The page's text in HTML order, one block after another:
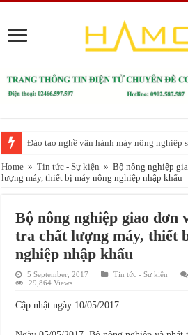
Đào tạo nghề vận hành máy nông nghiệp
Huấn luyện An toàn lao động, VSLĐ cho
Home » Tin tức - Sự kiện » Bộ nông nghiệp
lượng máy, thiết bị máy nông nghiệp nhập khẩu
Bộ nông nghiệp giao đơn
tra chất lượng máy, thiết
nghiệp nhập khẩu
5 September, 2017 Tin tức - Sự kiện
29,864 Views
Cập nhật ngày 10/05/2017